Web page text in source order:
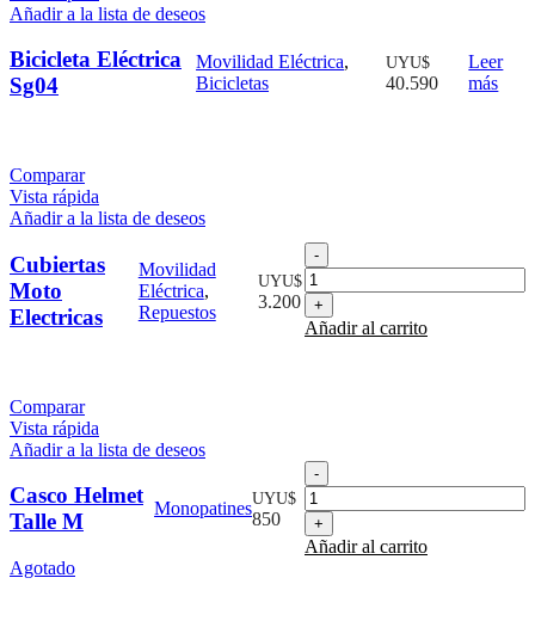
Añadir a la lista de deseos
Bicicleta Eléctrica
Sg04
Movilidad Eléctrica,
Bicicletas
UYU$
40.590
Leer
más
Comparar
Vista rápida
Añadir a la lista de deseos
Cubiertas
Moto
Electricas
Movilidad
Eléctrica,
Repuestos
UYU$
3.200
Cubiertas
Moto
Electricas
cantidad
Añadir al carrito
Comparar
Vista rápida
Añadir a la lista de deseos
Casco Helmet
Talle M
MonopatinesUYU$
850
Casco
Helmet
Talle
M
cantidad
Añadir al carrito
Agotado